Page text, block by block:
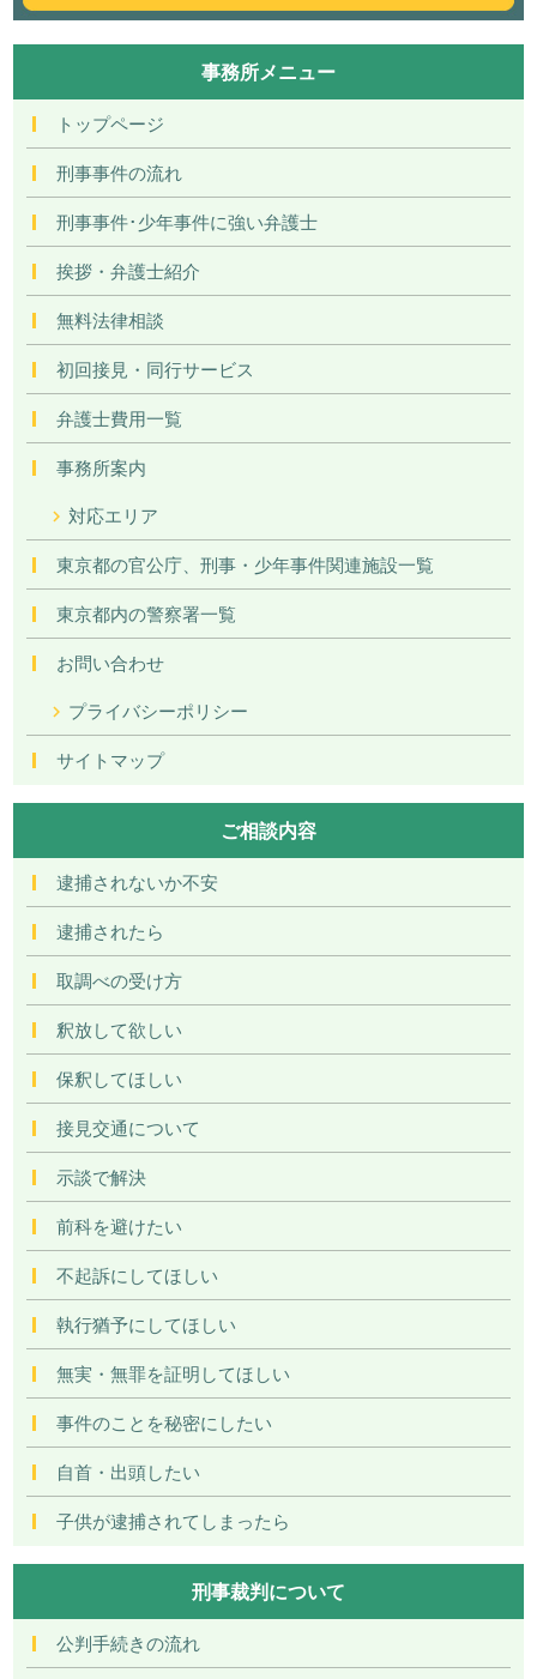
事務所メニュー
トップページ
刑事事件の流れ
刑事事件･少年事件に強い弁護士
挨拶・弁護士紹介
無料法律相談
初回接見・同行サービス
弁護士費用一覧
事務所案内
対応エリア
東京都の官公庁、刑事・少年事件関連施設一覧
東京都内の警察署一覧
お問い合わせ
プライバシーポリシー
サイトマップ
ご相談内容
逮捕されないか不安
逮捕されたら
取調べの受け方
釈放して欲しい
保釈してほしい
接見交通について
示談で解決
前科を避けたい
不起訴にしてほしい
執行猶予にしてほしい
無実・無罪を証明してほしい
事件のことを秘密にしたい
自首・出頭したい
子供が逮捕されてしまったら
刑事裁判について
公判手続きの流れ